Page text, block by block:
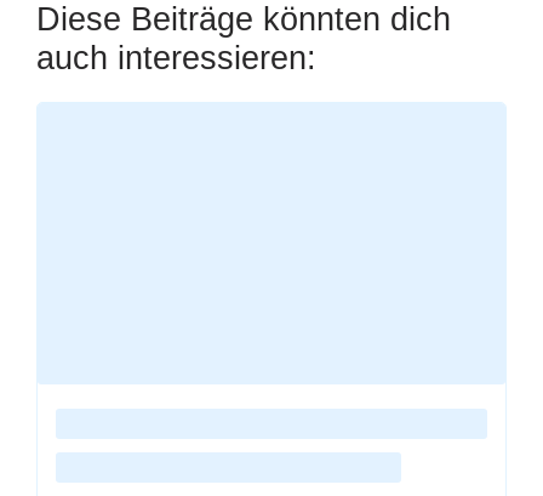
Diese Beiträge könnten dich
auch interessieren: